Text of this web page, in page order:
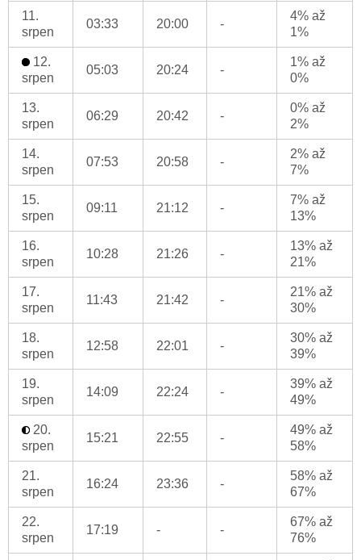
11.
srpen
03:33 20:00 -
4% až
1%
12.
srpen
05:03 20:24 -
1% až
0%
13.
srpen
06:29 20:42 -
0% až
2%
14.
srpen
07:53 20:58 -
2% až
7%
15.
srpen
09:11 21:12 -
7% až
13%
16.
srpen
10:28 21:26 -
13% až
21%
17.
srpen
11:43 21:42 -
21% až
30%
18.
srpen
12:58 22:01 -
30% až
39%
19.
srpen
14:09 22:24 -
39% až
49%
20.
srpen
15:21 22:55 -
49% až
58%
21.
srpen
16:24 23:36 -
58% až
67%
22.
srpen
17:19 - -
67% až
76%